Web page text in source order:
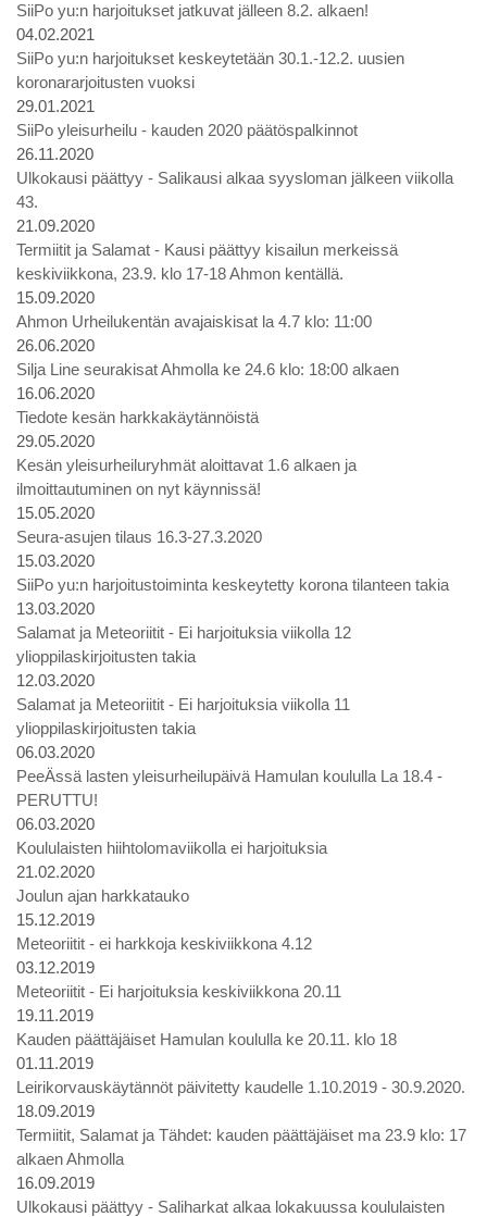
SiiPo yu:n harjoitukset jatkuvat jälleen 8.2. alkaen!
04.02.2021
SiiPo yu:n harjoitukset keskeytetään 30.1.-12.2. uusien
koronararjoitusten vuoksi
29.01.2021
SiiPo yleisurheilu - kauden 2020 päätöspalkinnot
26.11.2020
Ulkokausi päättyy - Salikausi alkaa syysloman jälkeen viikolla
43.
21.09.2020
Termiitit ja Salamat - Kausi päättyy kisailun merkeissä
keskiviikkona, 23.9. klo 17-18 Ahmon kentällä.
15.09.2020
Ahmon Urheilukentän avajaiskisat la 4.7 klo: 11:00
26.06.2020
Silja Line seurakisat Ahmolla ke 24.6 klo: 18:00 alkaen
16.06.2020
Tiedote kesän harkkakäytännöistä
29.05.2020
Kesän yleisurheiluryhmät aloittavat 1.6 alkaen ja
ilmoittautuminen on nyt käynnissä!
15.05.2020
Seura-asujen tilaus 16.3-27.3.2020
15.03.2020
SiiPo yu:n harjoitustoiminta keskeytetty korona tilanteen takia
13.03.2020
Salamat ja Meteoriitit - Ei harjoituksia viikolla 12
ylioppilaskirjoitusten takia
12.03.2020
Salamat ja Meteoriitit - Ei harjoituksia viikolla 11
ylioppilaskirjoitusten takia
06.03.2020
PeeÄssä lasten yleisurheilupäivä Hamulan koululla La 18.4 -
PERUTTU!
06.03.2020
Koululaisten hiihtolomaviikolla ei harjoituksia
21.02.2020
Joulun ajan harkkatauko
15.12.2019
Meteoriitit - ei harkkoja keskiviikkona 4.12
03.12.2019
Meteoriitit - Ei harjoituksia keskiviikkona 20.11
19.11.2019
Kauden päättäjäiset Hamulan koululla ke 20.11. klo 18
01.11.2019
Leirikorvauskäytännöt päivitetty kaudelle 1.10.2019 - 30.9.2020.
18.09.2019
Termiitit, Salamat ja Tähdet: kauden päättäjäiset ma 23.9 klo: 17
alkaen Ahmolla
16.09.2019
Ulkokausi päättyy - Saliharkat alkaa lokakuussa koululaisten